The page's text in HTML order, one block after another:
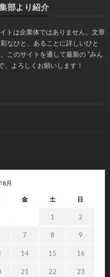
部より紹介
トは企業体ではありません。文章
なひと、あることに詳しいひと
このサイトを通して最新の “みん
、よろしくお願いします！
8月
金 土 日
1 2
7 8 9
14 15 16
21 22 23